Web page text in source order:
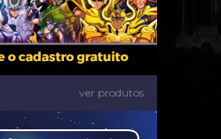
ver produtos